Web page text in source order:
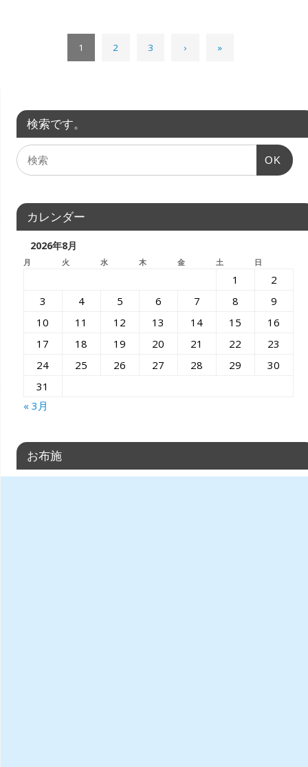
1 2 3 › »
検索です。
OK
カレンダー
2026年8月
月 火 水 木 金 土 日
1
2
3
4 5 6 7 8
9
10
11 12 13 14 15
16
17
18 19 20 21 22
23
24
25 26 27 28 29
30
31
« 3月
お布施